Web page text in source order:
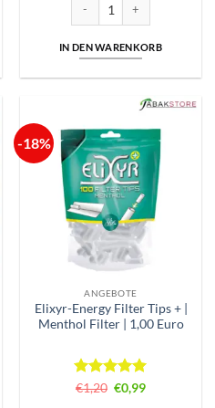
IN DEN WARENKORB
-18%
ANGEBOTE
Elixyr-Energy Filter Tips + |
Menthol Filter | 1,00 Euro
Bewertet
€1,20 Ursprünglicher
Preis
€0,99Aktueller